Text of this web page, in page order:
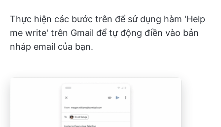
Thực hiện các bước trên để sử dụng hàm 'Help
me write' trên Gmail để tự động điền vào bản
nháp email của bạn.